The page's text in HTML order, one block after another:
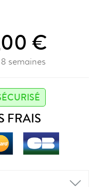
€
semaines
FRAIS